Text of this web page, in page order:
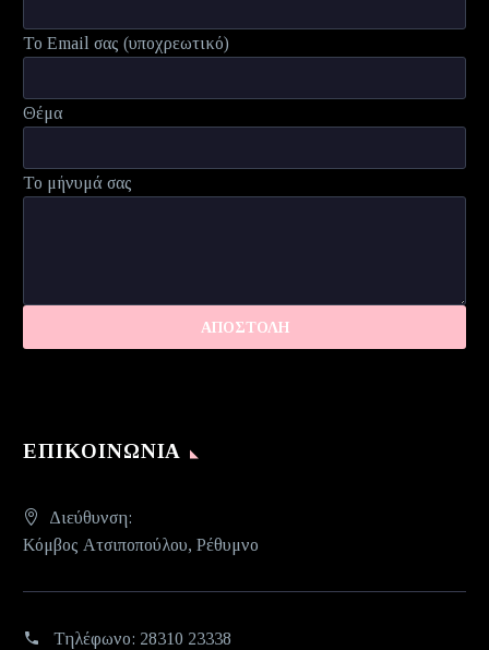
Το Email σας (υποχρεωτικό)
Θέμα
Το μήνυμά σας
ΕΠΙΚΟΙΝΩΝΊΑ
Διεύθυνση:
Κόμβος Ατσιποπούλου, Ρέθυμνο
Τηλέφωνο: 28310 23338